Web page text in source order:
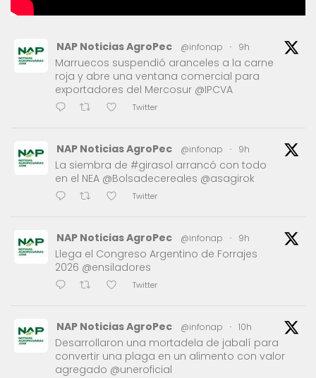
NAP Noticias AgroPec @infonap · 9h
Marruecos suspendió aranceles a la carne
roja y abre una ventana comercial para
exportadores del Mercosur @IPCVA
Twitter
NAP Noticias AgroPec @infonap · 9h
La siembra de #girasol arrancó con todo
en el NEA @Bolsadecereales @asagirok
Twitter
NAP Noticias AgroPec @infonap · 9h
Llega el Congreso Argentino de Forrajes
2026 @ensiladores
Twitter
NAP Noticias AgroPec @infonap · 10h
Desarrollaron una mortadela de jabalí para
convertir una plaga en un alimento con valor
agregado @uneroficial